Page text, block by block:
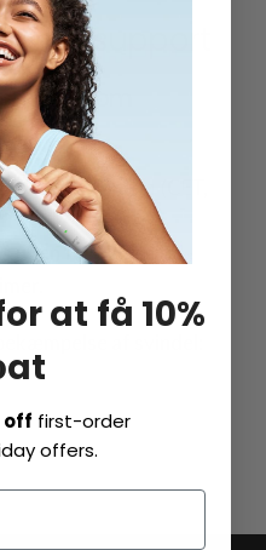
standardtid (CET,
uden for kontortid,
af svindel:
at få 10%
off first-order
offers.